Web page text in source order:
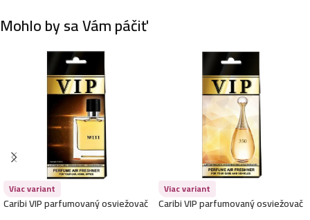
Paloma stromček osviež. do auta-Jasmin
1,00€
Paloma stromček osviežovač do auta-Romeo
1,00€
Mohlo by sa Vám páčiť
Viac variant
Caribi VIP parfumovaný osviežovač
Viac variant
Caribi VIP parfumovaný osviežovač